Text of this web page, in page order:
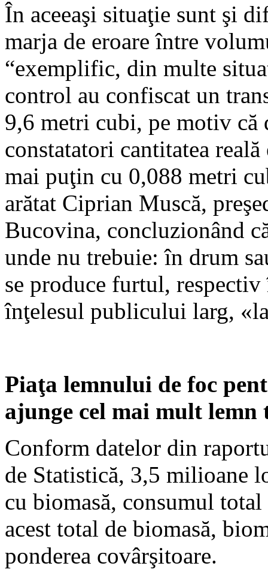
În aceeaşi situaţie sunt şi
marja de eroare între
“exemplific, din multe
control au confiscat un
9,6 metri cubi, pe motiv
constatatori cantitatea
mai puţin cu 0,088 metri
arătat Ciprian Muscă,
Bucovina, concluzionând
unde nu trebuie: în drum
se produce furtul,
înţelesul publicului larg,
Piaţa lemnului de foc
ajunge cel mai mult lemn
Conform datelor din
de Statistică, 3,5 milioane
cu biomasă, consumul
acest total de biomasă,
ponderea covârşitoare.